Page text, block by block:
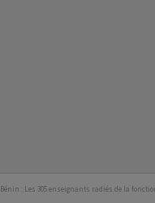
Bénin : Les 305 enseignants radiés de la